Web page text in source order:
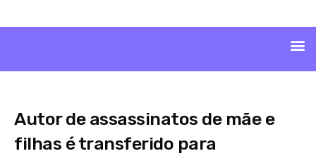
Autor de assassinatos de mãe e
filhas é transferido para